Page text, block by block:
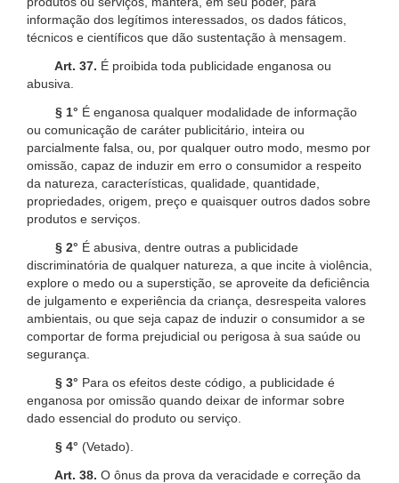
informação dos legítimos interessados, os dados fáticos,
técnicos e científicos que dão sustentação à mensagem.
Art. 37. É proibida toda publicidade enganosa ou
abusiva.
§ 1° É enganosa qualquer modalidade de informação
ou comunicação de caráter publicitário, inteira ou
parcialmente falsa, ou, por qualquer outro modo, mesmo por
omissão, capaz de induzir em erro o consumidor a respeito
da natureza, características, qualidade, quantidade,
propriedades, origem, preço e quaisquer outros dados sobre
produtos e serviços.
§ 2° É abusiva, dentre outras a publicidade
discriminatória de qualquer natureza, a que incite à violência,
explore o medo ou a superstição, se aproveite da deficiência
de julgamento e experiência da criança, desrespeita valores
ambientais, ou que seja capaz de induzir o consumidor a se
comportar de forma prejudicial ou perigosa à sua saúde ou
segurança.
§ 3° Para os efeitos deste código, a publicidade é
enganosa por omissão quando deixar de informar sobre
dado essencial do produto ou serviço.
§ 4° (Vetado).
Art. 38. O ônus da prova da veracidade e correção da